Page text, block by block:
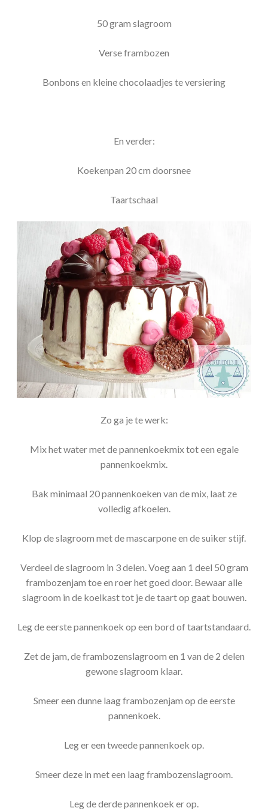
50 gram slagroom
Verse frambozen
Bonbons en kleine chocolaadjes te versiering
En verder:
Koekenpan 20 cm doorsnee
Taartschaal
Zo ga je te werk:
Mix het water met de pannenkoekmix tot een egale
pannenkoekmix.
Bak minimaal 20 pannenkoeken van de mix, laat ze
volledig afkoelen.
Klop de slagroom met de mascarpone en de suiker stijf.
Verdeel de slagroom in 3 delen. Voeg aan 1 deel 50 gram
frambozenjam toe en roer het goed door. Bewaar alle
slagroom in de koelkast tot je de taart op gaat bouwen.
Leg de eerste pannenkoek op een bord of taartstandaard.
Zet de jam, de frambozenslagroom en 1 van de 2 delen
gewone slagroom klaar.
Smeer een dunne laag frambozenjam op de eerste
pannenkoek.
Leg er een tweede pannenkoek op.
Smeer deze in met een laag frambozenslagroom.
Leg de derde pannenkoek er op.